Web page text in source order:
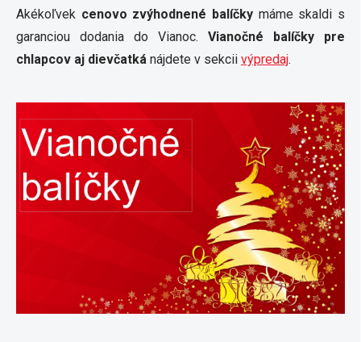
Akékoľvek cenovo zvýhodnené balíčky máme skaldi s
garanciou dodania do Vianoc. Vianočné balíčky pre
chlapcov aj dievčatká nájdete v sekcii výpredaj.